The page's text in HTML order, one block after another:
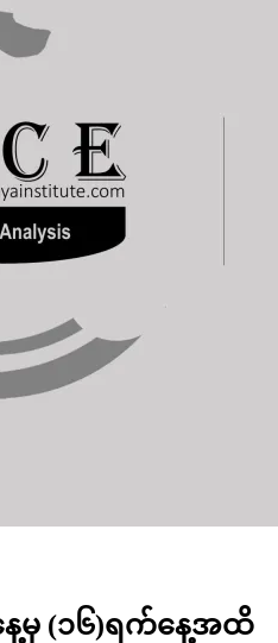
ေ့မှ (၁၆)ရက်နေ့အထိ